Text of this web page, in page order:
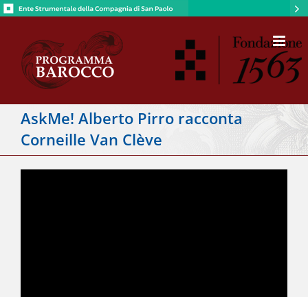
Salta
contenuto
AskMe! Alberto Pirro racconta
Corneille Van Clève